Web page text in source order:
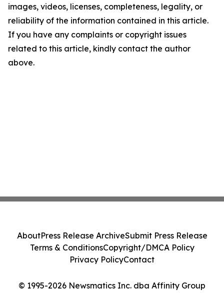
images, videos, licenses, completeness, legality, or
reliability of the information contained in this article.
If you have any complaints or copyright issues
related to this article, kindly contact the author
above.
© 1995-2026 Newsmatics Inc. dba Affinity Group
AboutPress Release ArchiveSubmit Press Release
Terms & ConditionsCopyright/DMCA Policy
Privacy PolicyContact